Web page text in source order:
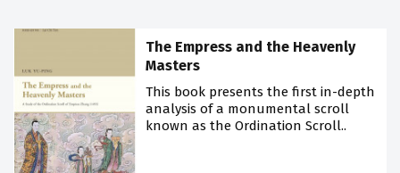
The Empress and the Heavenly
Masters
This book presents the first in-depth
analysis of a monumental scroll
known as the Ordination Scroll..